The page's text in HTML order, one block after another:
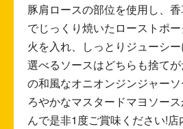
豚肩ロースの部位を使用し、
でじっくり焼いたローストポ
火を入れ、しっとりジューシ
選べるソースはどちらも捨て
の和風なオニオンジンジャー
ろやかなマスタードマヨソー
んで是非1度ご賞味ください!